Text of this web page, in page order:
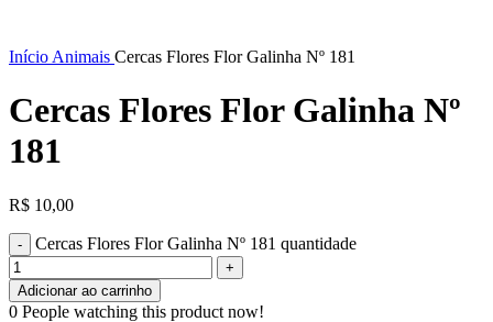
Início Animais Cercas Flores Flor Galinha Nº 181
Cercas Flores Flor Galinha Nº
181
R$ 10,00
Cercas Flores Flor Galinha Nº 181 quantidade
Adicionar ao carrinho
0 People watching this product now!